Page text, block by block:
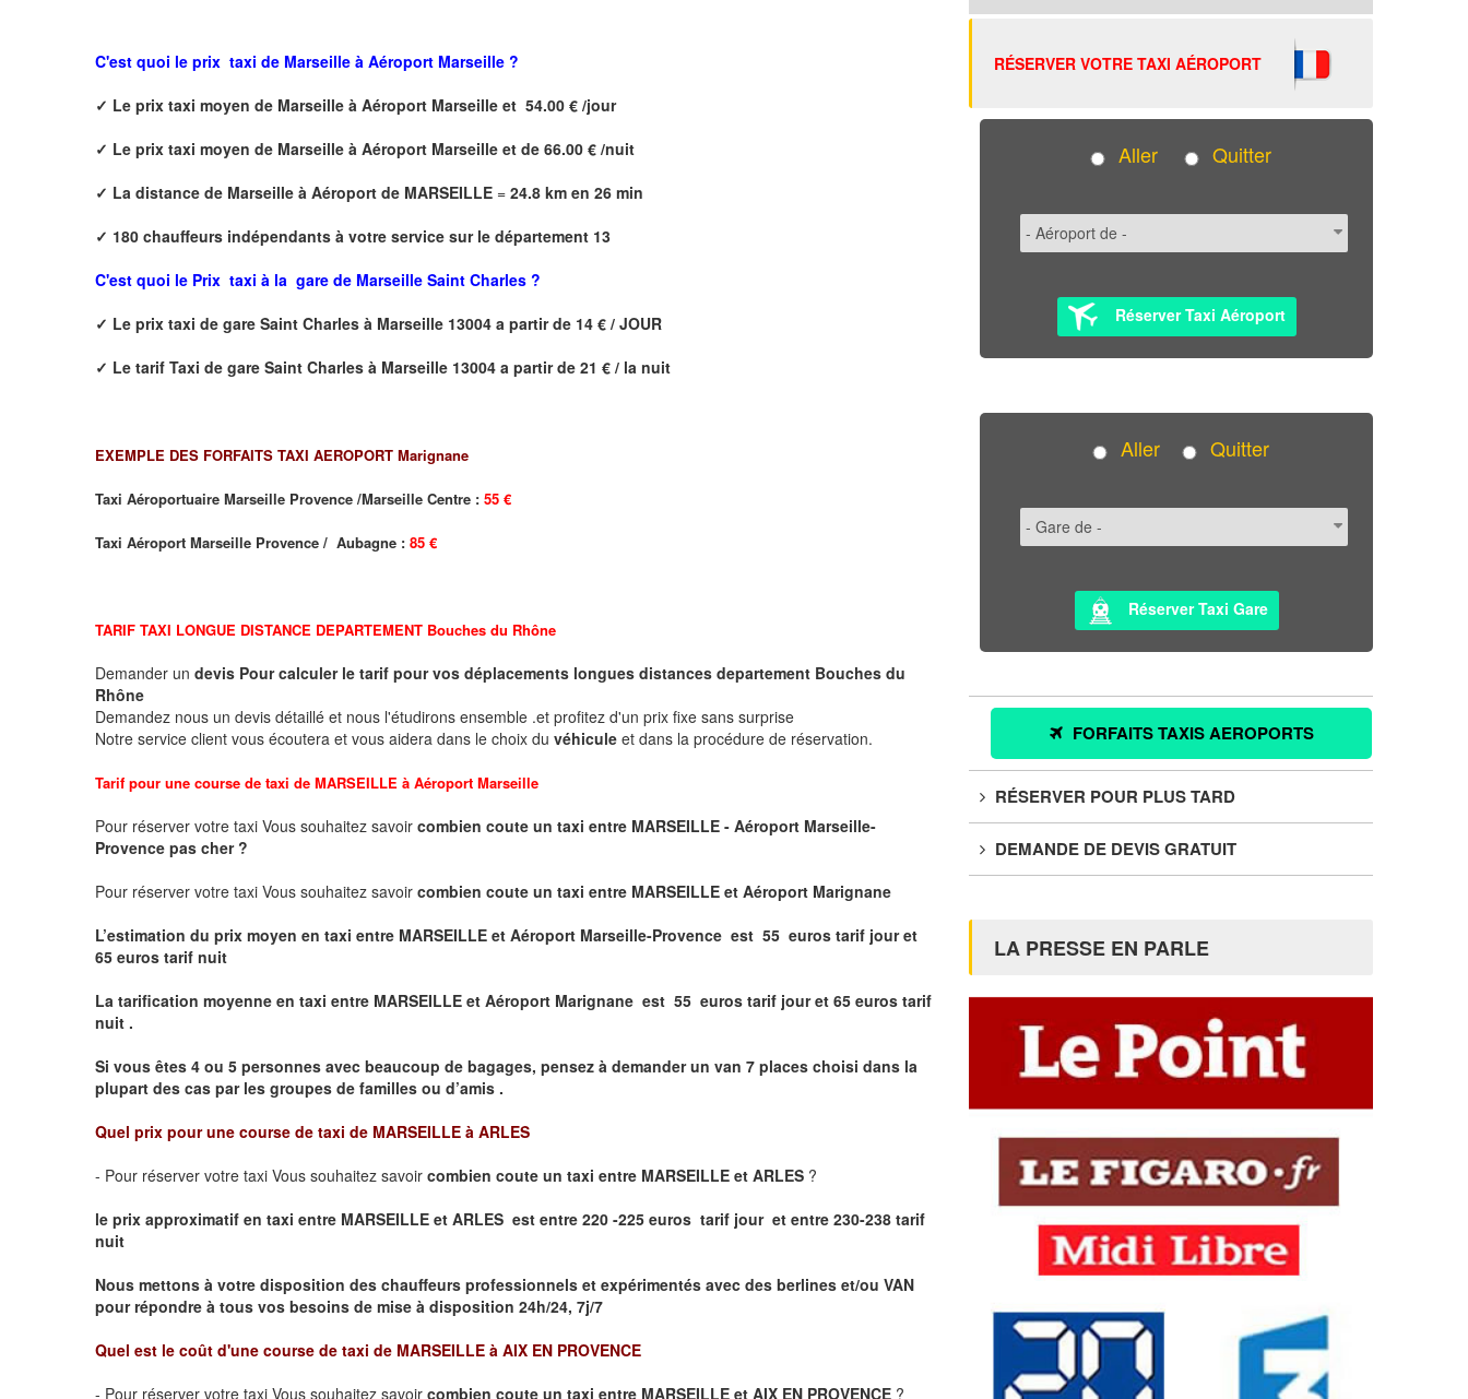
C'est quoi le prix taxi de Marseille à Aéroport Marseille ?
✓ Le prix taxi moyen de Marseille à Aéroport Marseille et 54.00 € /jour
✓ Le prix taxi moyen de Marseille à Aéroport Marseille et de 66.00 € /nuit
✓ La distance de Marseille à Aéroport de MARSEILLE = 24.8 km en 26 min
✓ 180 chauffeurs indépendants à votre service sur le département 13
C'est quoi le Prix taxi à la gare de Marseille Saint Charles ?
✓ Le prix taxi de gare Saint Charles à Marseille 13004 a partir de 14 € / JOUR
✓ Le tarif Taxi de gare Saint Charles à Marseille 13004 a partir de 21 € / la nuit
EXEMPLE DES FORFAITS TAXI AEROPORT Marignane
Taxi Aéroportuaire Marseille Provence /Marseille Centre : 55 €
Taxi Aéroport Marseille Provence / Aubagne : 85 €
TARIF TAXI LONGUE DISTANCE DEPARTEMENT Bouches du Rhône
Demander un devis Pour calculer le tarif pour vos déplacements longues distances departement Bouches du
Rhône
Demandez nous un devis détaillé et nous l'étudirons ensemble .et profitez d'un prix fixe sans surprise
Notre service client vous écoutera et vous aidera dans le choix du véhicule et dans la procédure de réservation.
Tarif pour une course de taxi de MARSEILLE à Aéroport Marseille
Pour réserver votre taxi Vous souhaitez savoir combien coute un taxi entre MARSEILLE - Aéroport Marseille-
Provence pas cher ?
Pour réserver votre taxi Vous souhaitez savoir combien coute un taxi entre MARSEILLE et Aéroport Marignane
L’estimation du prix moyen en taxi entre MARSEILLE et Aéroport Marseille-Provence est 55 euros tarif jour et
65 euros tarif nuit
La tarification moyenne en taxi entre MARSEILLE et Aéroport Marignane est 55 euros tarif jour et 65 euros tarif
nuit .
Si vous êtes 4 ou 5 personnes avec beaucoup de bagages, pensez à demander un van 7 places choisi dans la
plupart des cas par les groupes de familles ou d’amis .
Quel prix pour une course de taxi de MARSEILLE à ARLES
- Pour réserver votre taxi Vous souhaitez savoir combien coute un taxi entre MARSEILLE et ARLES ?
le prix approximatif en taxi entre MARSEILLE et ARLES est entre 220 -225 euros tarif jour et entre 230-238 tarif
nuit
Nous mettons à votre disposition des chauffeurs professionnels et expérimentés avec des berlines et/ou VAN
pour répondre à tous vos besoins de mise à disposition 24h/24, 7j/7
Quel est le coût d'une course de taxi de MARSEILLE à AIX EN PROVENCE
- Pour réserver votre taxi Vous souhaitez savoir combien coute un taxi entre MARSEILLE et AIX EN PROVENCE ?
RÉSERVER VOTRE TAXI AÉROPORT
Aller Quitter
Réserver Taxi Aéroport
Aller Quitter
Réserver Taxi Gare
FORFAITS TAXIS AEROPORTS
RÉSERVER POUR PLUS TARD
DEMANDE DE DEVIS GRATUIT
LA PRESSE EN PARLE